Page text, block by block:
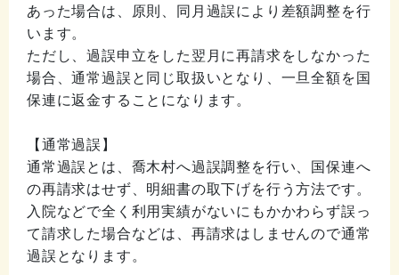
あった場合は、原則、同月過誤により差額調整を行
います。
ただし、過誤申立をした翌月に再請求をしなかった
場合、通常過誤と同じ取扱いとなり、一旦全額を国
保連に返金することになります。
【通常過誤】
通常過誤とは、喬木村へ過誤調整を行い、国保連へ
の再請求はせず、明細書の取下げを行う方法です。
入院などで全く利用実績がないにもかかわらず誤っ
て請求した場合などは、再請求はしませんので通常
過誤となります。